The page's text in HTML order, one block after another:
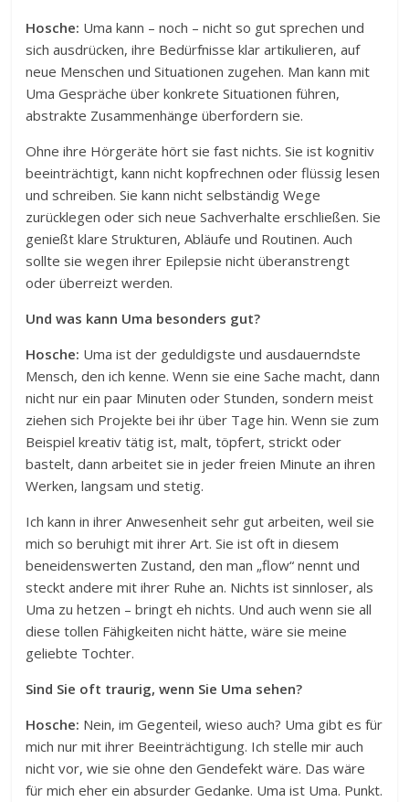
Hosche: Uma kann – noch – nicht so gut sprechen und
sich ausdrücken, ihre Bedürfnisse klar artikulieren, auf
neue Menschen und Situationen zugehen. Man kann mit
Uma Gespräche über konkrete Situationen führen,
abstrakte Zusammenhänge überfordern sie.
Ohne ihre Hörgeräte hört sie fast nichts. Sie ist kognitiv
beeinträchtigt, kann nicht kopfrechnen oder flüssig lesen
und schreiben. Sie kann nicht selbständig Wege
zurücklegen oder sich neue Sachverhalte erschließen. Sie
genießt klare Strukturen, Abläufe und Routinen. Auch
sollte sie wegen ihrer Epilepsie nicht überanstrengt
oder überreizt werden.
Und was kann Uma besonders gut?
Hosche: Uma ist der geduldigste und ausdauerndste
Mensch, den ich kenne. Wenn sie eine Sache macht, dann
nicht nur ein paar Minuten oder Stunden, sondern meist
ziehen sich Projekte bei ihr über Tage hin. Wenn sie zum
Beispiel kreativ tätig ist, malt, töpfert, strickt oder
bastelt, dann arbeitet sie in jeder freien Minute an ihren
Werken, langsam und stetig.
Ich kann in ihrer Anwesenheit sehr gut arbeiten, weil sie
mich so beruhigt mit ihrer Art. Sie ist oft in diesem
beneidenswerten Zustand, den man „flow“ nennt und
steckt andere mit ihrer Ruhe an. Nichts ist sinnloser, als
Uma zu hetzen – bringt eh nichts. Und auch wenn sie all
diese tollen Fähigkeiten nicht hätte, wäre sie meine
geliebte Tochter.
Sind Sie oft traurig, wenn Sie Uma sehen?
Hosche: Nein, im Gegenteil, wieso auch? Uma gibt es für
mich nur mit ihrer Beeinträchtigung. Ich stelle mir auch
nicht vor, wie sie ohne den Gendefekt wäre. Das wäre
für mich eher ein absurder Gedanke. Uma ist Uma. Punkt.